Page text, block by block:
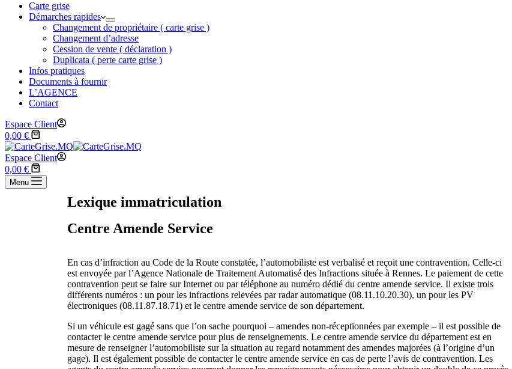
Carte grise
Démarches rapides
Changement de propriétaire ( carte grise )
Changement d’adresse
Cession de vente ( déclaration )
Duplicata ( perte carte grise )
Infos pratiques
Documents à fournir
L’AGENCE
Contact
Espace Client
0,00 €
Espace Client
0,00 €
Menu
Lexique immatriculation
Centre Amende Service
En cas d’infraction au Code de la Route constatée, l’automobiliste est verbalisé et reçoit une contravention. Celle-ci
est envoyée par l’Agence Nationale de Traitement Automatisé des Infractions située à Rennes. Le paiement de cette
contravention peut se faire sur Internet ou par téléphone au numéro dédié du centre amende service. Il existe trois
différents numéros : un pour les infractions relevées par radar automatique (08.11.10.20.30), un pour les PV
électroniques (08.11.87.18.71) et le centre amende service de son département.
Si un véhicule est gagé sans que l’on sache pourquoi – amendes non-réceptionnées par exemple – il est possible de
contacter le centre amende service pour plus de renseignements. Le centre amende service du département est en
mesure de renseigner l’automobiliste sur la situation au regard notamment des amendes majorées (à l’origine d’un
gage). Il est également possible de contacter le centre amende service en cas de perte l’avis de contravention. Les